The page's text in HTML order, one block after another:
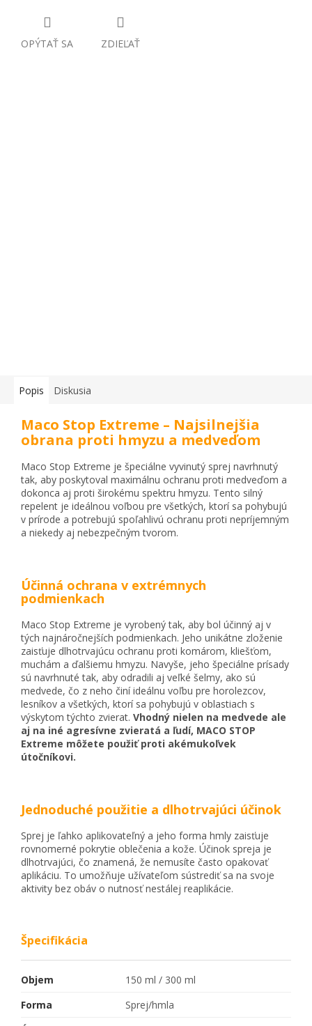
OPÝTAŤ SA ZDIEĽAŤ
Popis Diskusia
Maco Stop Extreme – Najsilnejšia
obrana proti hmyzu a medveďom
Maco Stop Extreme je špeciálne vyvinutý sprej navrhnutý
tak, aby poskytoval maximálnu ochranu proti medveďom a
dokonca aj proti širokému spektru hmyzu. Tento silný
repelent je ideálnou voľbou pre všetkých, ktorí sa pohybujú
v prírode a potrebujú spoľahlivú ochranu proti nepríjemným
a niekedy aj nebezpečným tvorom.
Účinná ochrana v extrémnych
podmienkach
Maco Stop Extreme je vyrobený tak, aby bol účinný aj v
tých najnáročnejších podmienkach. Jeho unikátne zloženie
zaisťuje dlhotrvajúcu ochranu proti komárom, kliešťom,
muchám a ďalšiemu hmyzu. Navyše, jeho špeciálne prísady
sú navrhnuté tak, aby odradili aj veľké šelmy, ako sú
medvede, čo z neho činí ideálnu voľbu pre horolezcov,
lesníkov a všetkých, ktorí sa pohybujú v oblastiach s
výskytom týchto zvierat. Vhodný nielen na medvede ale
aj na iné agresívne zvieratá a ľudí, MACO STOP
Extreme môžete použiť proti akémukoľvek
útočníkovi.
Jednoduché použitie a dlhotrvajúci účinok
Sprej je ľahko aplikovateľný a jeho forma hmly zaisťuje
rovnomerné pokrytie oblečenia a kože. Účinok spreja je
dlhotrvajúci, čo znamená, že nemusíte často opakovať
aplikáciu. To umožňuje užívateľom sústrediť sa na svoje
aktivity bez obáv o nutnosť nestálej reaplikácie.
Špecifikácia
Objem
150 ml / 300 ml
Forma
Sprej/hmla